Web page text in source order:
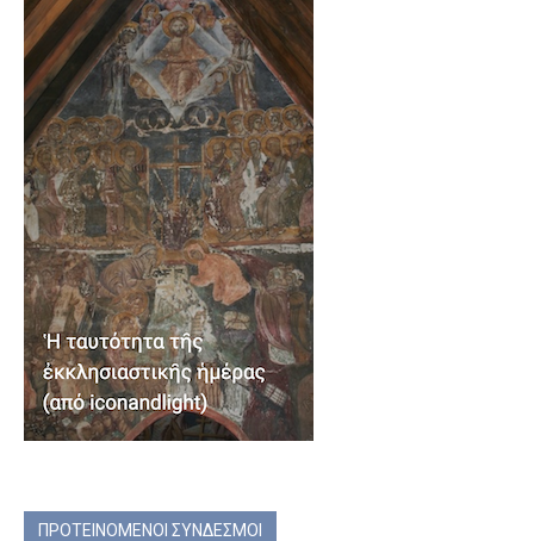
ΠΡΟΤΕΙΝΟΜΕΝΟΙ ΣΥΝΔΕΣΜΟΙ